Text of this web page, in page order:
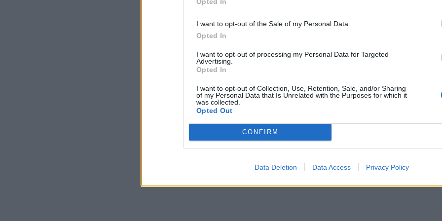
I want to opt-out of the Sale of my Personal Data.
Opted In
I want to opt-out of processing my Personal Data for Targeted
Advertising.
Opted In
I want to opt-out of Collection, Use, Retention, Sale, and/or Sharing
of my Personal Data that Is Unrelated with the Purposes for which it
was collected.
Opted Out
CONFIRM
Data Deletion Data Access Privacy Policy